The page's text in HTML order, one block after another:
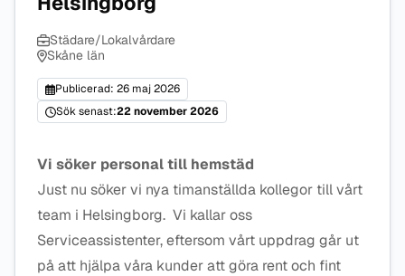
Städare/Lokalvårdare
Skåne län
Publicerad: 26 maj 2026
Sök senast:22 november 2026
Vi söker personal till hemstäd
Just nu söker vi nya timanställda kollegor till vårt
team i Helsingborg. Vi kallar oss
Serviceassistenter, eftersom vårt uppdrag går ut
på att hjälpa våra kunder att göra rent och fint